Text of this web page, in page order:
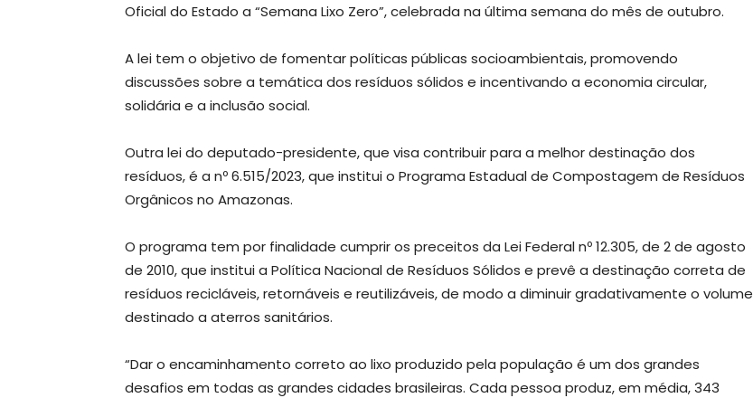
Oficial do Estado a “Semana Lixo Zero”, celebrada na última semana do mês de outubro.
A lei tem o objetivo de fomentar políticas públicas socioambientais, promovendo
discussões sobre a temática dos resíduos sólidos e incentivando a economia circular,
solidária e a inclusão social.
Outra lei do deputado-presidente, que visa contribuir para a melhor destinação dos
resíduos, é a nº 6.515/2023, que institui o Programa Estadual de Compostagem de Resíduos
Orgânicos no Amazonas.
O programa tem por finalidade cumprir os preceitos da Lei Federal nº 12.305, de 2 de agosto
de 2010, que institui a Política Nacional de Resíduos Sólidos e prevê a destinação correta de
resíduos recicláveis, retornáveis e reutilizáveis, de modo a diminuir gradativamente o volume
destinado a aterros sanitários.
“Dar o encaminhamento correto ao lixo produzido pela população é um dos grandes
desafios em todas as grandes cidades brasileiras. Cada pessoa produz, em média, 343